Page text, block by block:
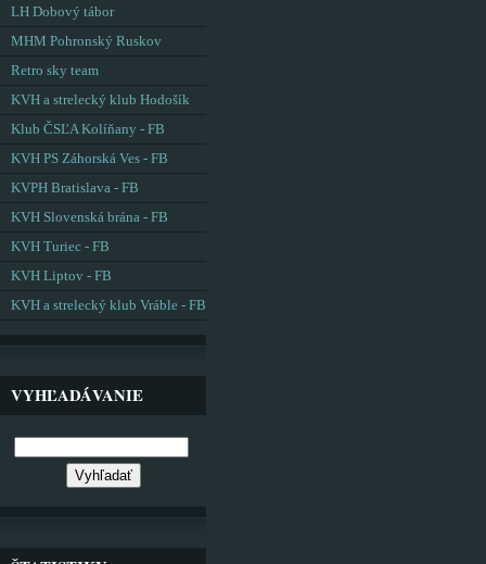
LH Dobový tábor
MHM Pohronský Ruskov
Retro sky team
KVH a strelecký klub Hodošík
Klub ČSĽA Kolíňany - FB
KVH PS Záhorská Ves - FB
KVPH Bratislava - FB
KVH Slovenská brána - FB
KVH Turiec - FB
KVH Liptov - FB
KVH a strelecký klub Vráble - FB
VYHĽADÁVANIE